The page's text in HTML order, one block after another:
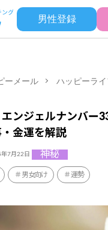
男性登録
ーメール ハッピーライ
エンジェルナンバー
金運を解説
7月22日 神秘
男女向け 運勢